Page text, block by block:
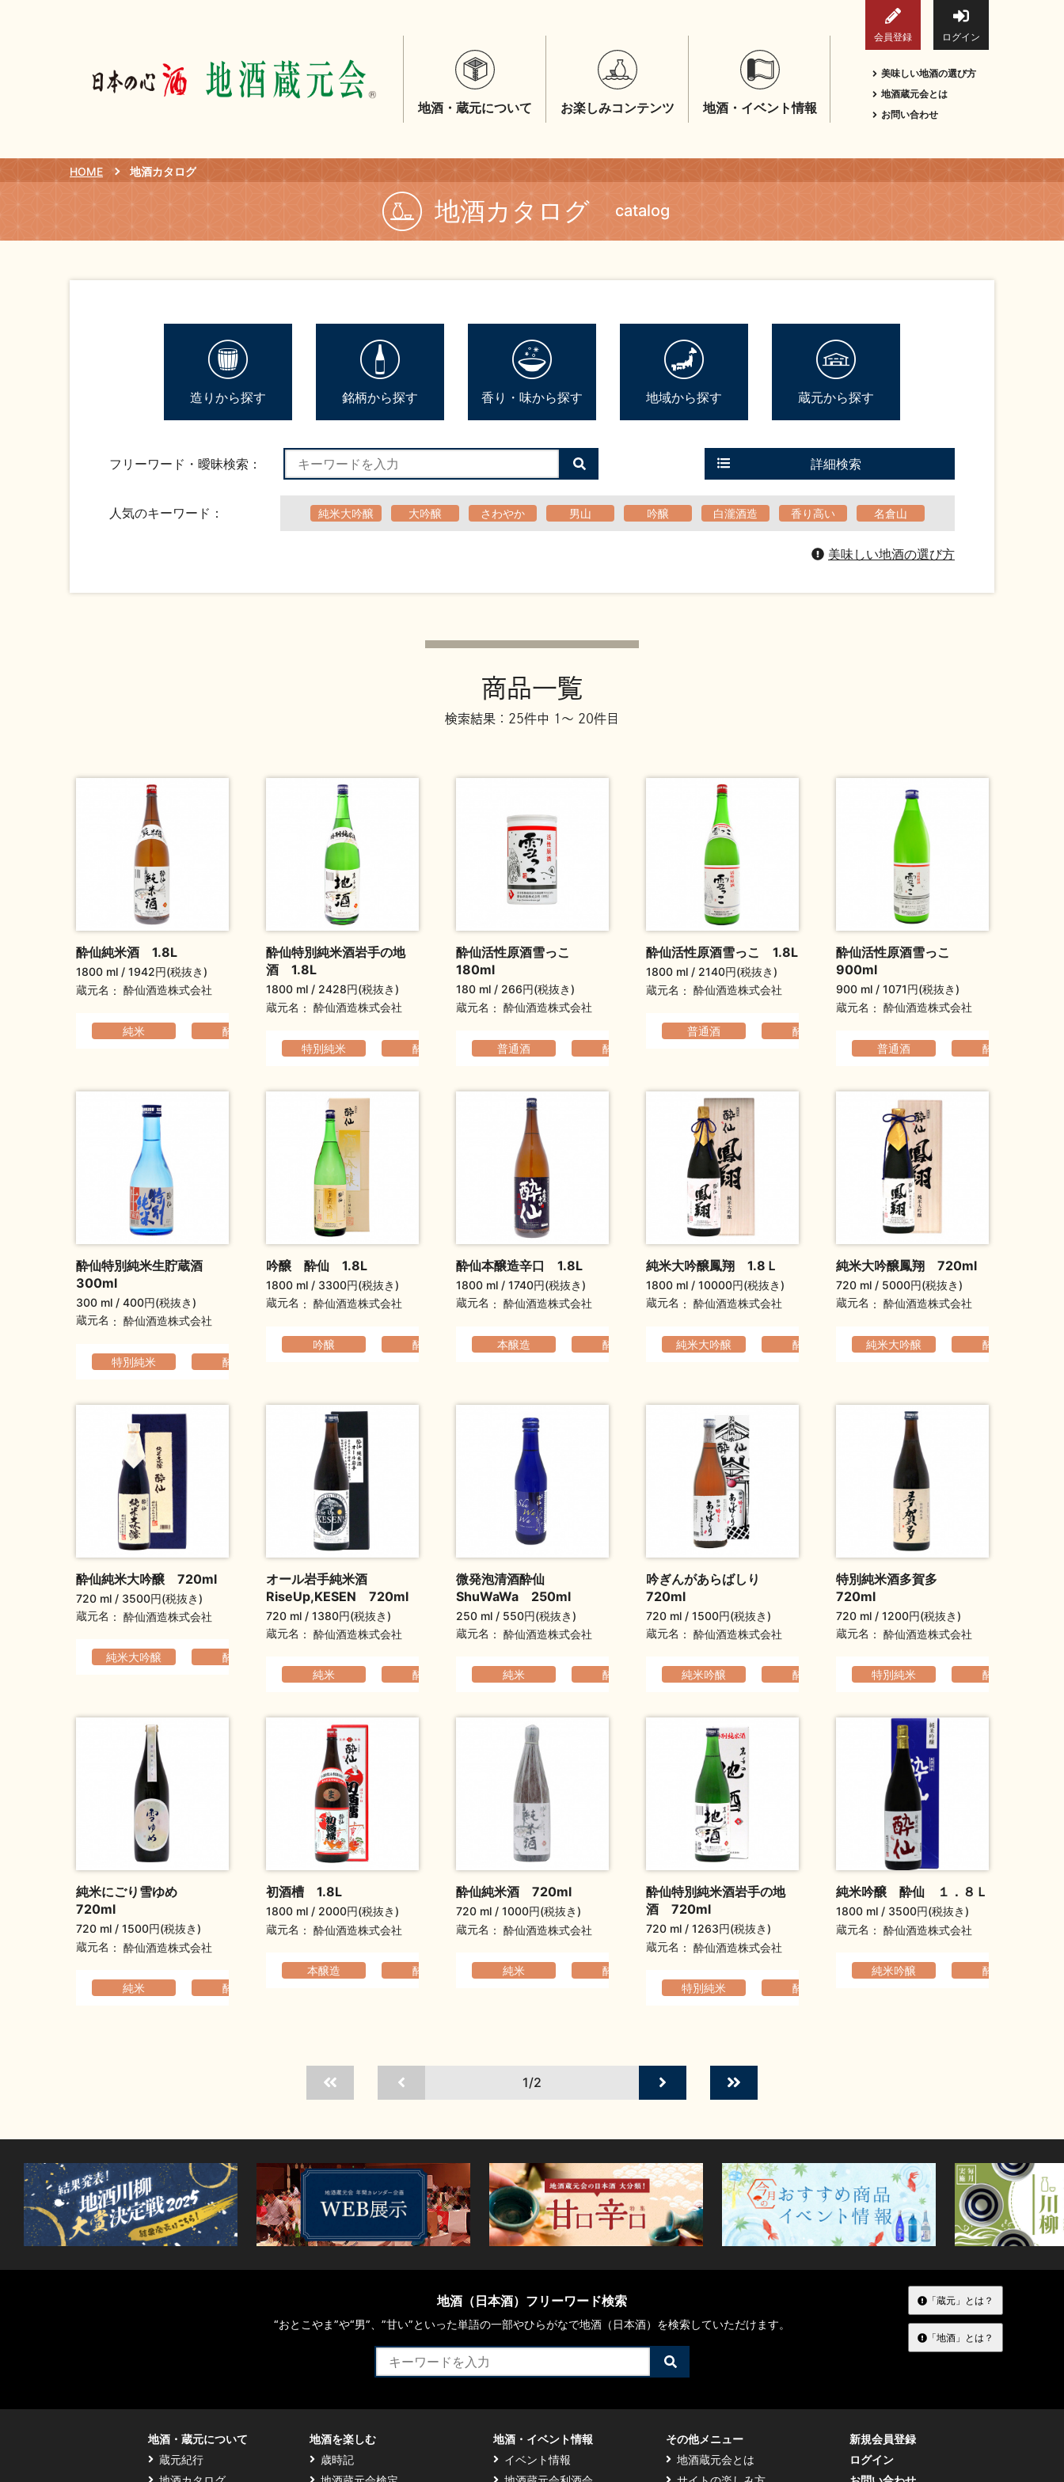
会員登録 ログイン
地酒・蔵元について お楽しみコンテンツ 地酒・イベント情報
美味しい地酒の選び方
地酒蔵元会とは
お問い合わせ
HOME 地酒カタログ
地酒カタログ catalog
造りから探す 銘柄から探す 香り・味から探す 地域から探す 蔵元から探す
フリーワード・曖昧検索：
検
索
る
詳細検索
人気のキーワード： 純米大吟醸 大吟醸 さわやか 男山 吟醸 白瀧酒造 香り高い 名倉山
美味しい地酒の選び方
商品一覧
検索結果：25件中 1～ 20件目
酔仙純米酒 1.8L
1800 ml
1942円(税抜き)
蔵元名
酔仙酒造株式会社
純米 酔仙
酔仙特別純米酒岩手の地
酒 1.8L
1800 ml
2428円(税抜き)
蔵元名
酔仙酒造株式会社
特別純米 酔仙 コクのある ふくよか
酔仙活性原酒雪っこ
180ml
180 ml
266円(税抜き)
蔵元名
酔仙酒造株式会社
普通酒 酔仙
酔仙活性原酒雪っこ 1.8L
1800 ml
2140円(税抜き)
蔵元名
酔仙酒造株式会社
普通酒 酔仙
酔仙活性原酒雪っこ
900ml
900 ml
1071円(税抜き)
蔵元名
酔仙酒造株式会社
普通酒 酔仙
酔仙特別純米生貯蔵酒
300ml
300 ml
400円(税抜き)
蔵元名
酔仙酒造株式会社
特別純米 酔仙
吟醸 酔仙 1.8L
1800 ml
3300円(税抜き)
蔵元名
酔仙酒造株式会社
吟醸 酔仙 すっきり 華やか ギフト（通年）
酔仙本醸造辛口 1.8L
1800 ml
1740円(税抜き)
蔵元名
酔仙酒造株式会社
本醸造 酔仙 すっきり ふくよか
純米大吟醸鳳翔 1.8Ｌ
1800 ml
10000円(税抜き)
蔵元名
酔仙酒造株式会社
純米大吟醸 酔仙 香りの高い 華やか
純米大吟醸鳳翔 720ml
720 ml
5000円(税抜き)
蔵元名
酔仙酒造株式会社
純米大吟醸 酔仙
酔仙純米大吟醸 720ml
720 ml
3500円(税抜き)
蔵元名
酔仙酒造株式会社
純米大吟醸 酔仙
オール岩手純米酒
RiseUp,KESEN 720ml
720 ml
1380円(税抜き)
蔵元名
酔仙酒造株式会社
純米 酔仙 ふくよか ふくよか
微発泡清酒酔仙
ShuWaWa 250ml
250 ml
550円(税抜き)
蔵元名
酔仙酒造株式会社
純米 酔仙 さっぱり 爽やか
吟ぎんがあらばしり
720ml
720 ml
1500円(税抜き)
蔵元名
酔仙酒造株式会社
純米吟醸 酔仙 コクのある ふくよか
特別純米酒多賀多
720ml
720 ml
1200円(税抜き)
蔵元名
酔仙酒造株式会社
特別純米 酔仙
純米にごり雪ゆめ
720ml
720 ml
1500円(税抜き)
蔵元名
酔仙酒造株式会社
純米 酔仙
初酒槽 1.8L
1800 ml
2000円(税抜き)
蔵元名
酔仙酒造株式会社
本醸造 酔仙 コクのある ふくよか
酔仙純米酒 720ml
720 ml
1000円(税抜き)
蔵元名
酔仙酒造株式会社
純米 酔仙
酔仙特別純米酒岩手の地
酒 720ml
720 ml
1263円(税抜き)
蔵元名
酔仙酒造株式会社
特別純米 酔仙
純米吟醸 酔仙 １．８Ｌ
1800 ml
3500円(税抜き)
蔵元名
酔仙酒造株式会社
純米吟醸 酔仙
1/2
地酒（日本酒）フリーワード検索
“おとこやま”や“男”、”甘い”といった単語の一部やひらがなで地酒（日本酒）を検索していただけます。
検
索
「蔵元」とは？
「地酒」とは？
地酒・蔵元について
蔵元紀行
地酒を楽しむ
歳時記
地酒・イベント情報
イベント情報
その他メニュー
地酒蔵元会とは
新規会員登録
ログイン